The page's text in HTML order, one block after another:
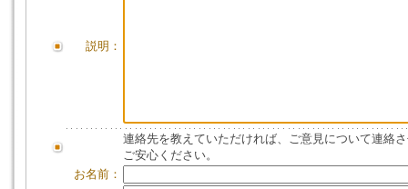
説明：
連絡先を教えていただければ、ご意見について連絡
ご安心ください。
お名前：